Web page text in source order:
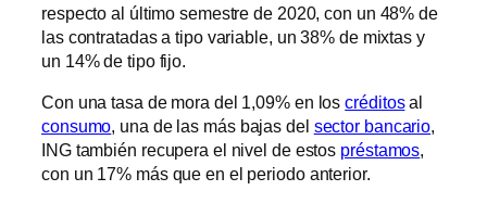
respecto al último semestre de 2020, con un 48% de
las contratadas a tipo variable, un 38% de mixtas y
un 14% de tipo fijo.
Con una tasa de mora del 1,09% en loscréditosal
consumo, una de las más bajas del sector bancario,
ING también recupera el nivel de estos préstamos,
con un 17% más que en el periodo anterior.